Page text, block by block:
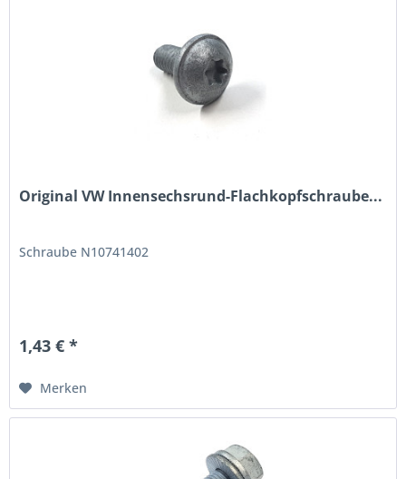
Original VW Innensechsrund-Flachkopfschraube...
Schraube N10741402
1,43 € *
Merken